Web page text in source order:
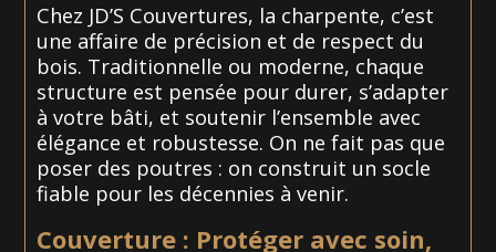
Chez JD’S Couvertures, la charpente, c’est
une affaire de précision et de respect du
bois. Traditionnelle ou moderne, chaque
structure est pensée pour durer, s’adapter
à votre bâti, et soutenir l’ensemble avec
élégance et robustesse. On ne fait pas que
poser des poutres : on construit un socle
fiable pour les décennies à venir.
Couverture : Protéger avec soin,